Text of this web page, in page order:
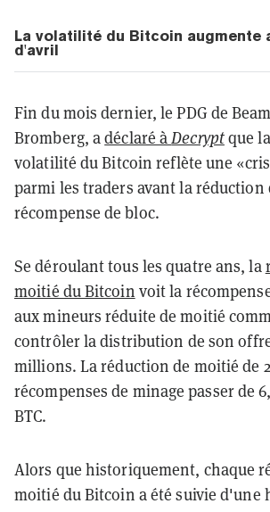
La volatilité du Bitcoin augmente
d'avril
Fin du mois dernier, le PDG de
Bromberg, adéclaré àDecryptque
volatilité du Bitcoin reflète une
parmi les traders avant la réduction
récompense de bloc.
Se déroulant tous les quatre ans, la
moitié du Bitcoin voit la
aux mineurs réduite de moitié
contrôler la distribution de son
millions. La réduction de moitié de
récompenses de minage passer de
BTC.
Alors que historiquement, chaque
moitié du Bitcoin a été suivie d'une